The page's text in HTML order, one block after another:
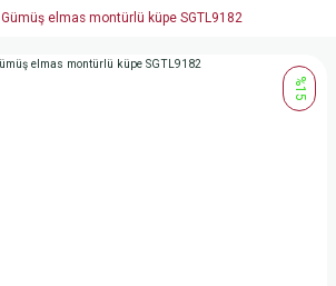
Gümüş elmas montürlü küpe SGTL9182
%15